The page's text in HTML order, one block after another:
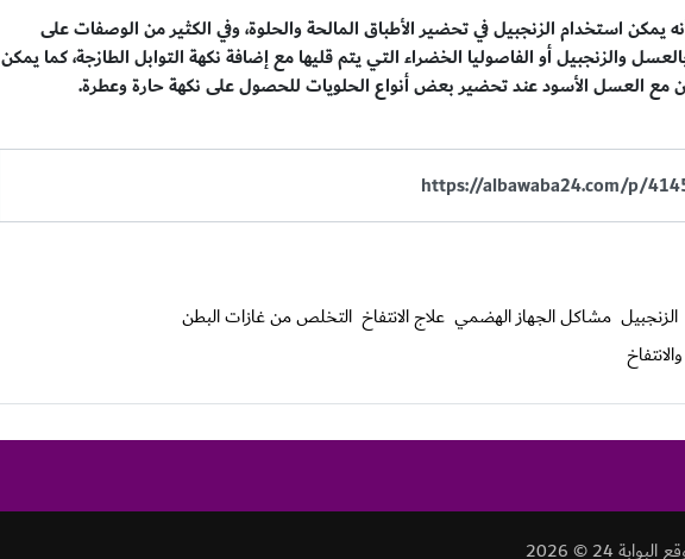
يمكن استخدام الزنجبيل في تحضير الأطباق المالحة والحلوة، وفي الكثير من الوصفات على
والزنجبيل أو الفاصوليا الخضراء التي يتم قليها مع إضافة نكهة التوابل الطازجة، كما يمكن
مع العسل الأسود عند تحضير بعض أنواع الحلويات للحصول على نكهة حارة وعطرة.
الزنجبيل مشاكل الجهاز الهضمي علاج الانتفاخ التخلص من غازات البطن
24 © 2026